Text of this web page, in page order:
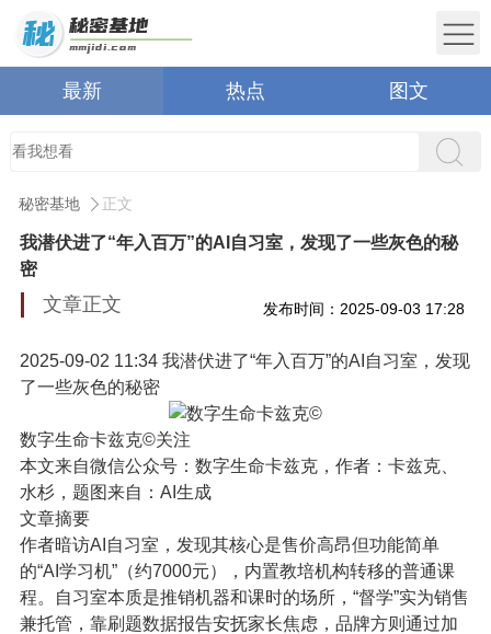
最新 热点 图文
秘密基地 正文
我潜伏进了“年入百万”的AI自习室，发现了一些灰色的秘
密
文章正文 发布时间：2025-09-03 17:28
2025-09-02 11:34我潜伏进了“年入百万”的AI自习室，发现
了一些灰色的秘密
数字生命卡兹克©关注
本文来自微信公众号： 数字生命卡兹克，作者：卡兹克、
水杉，题图来自：AI生成
文章摘要
作者暗访AI自习室，发现其核心是售价高昂但功能简单
的“AI学习机”（约7000元），内置教培机构转移的普通课
程。自习室本质是推销机器和课时的场所，“督学”实为销售
兼托管，靠刷题数据报告安抚家长焦虑，品牌方则通过加